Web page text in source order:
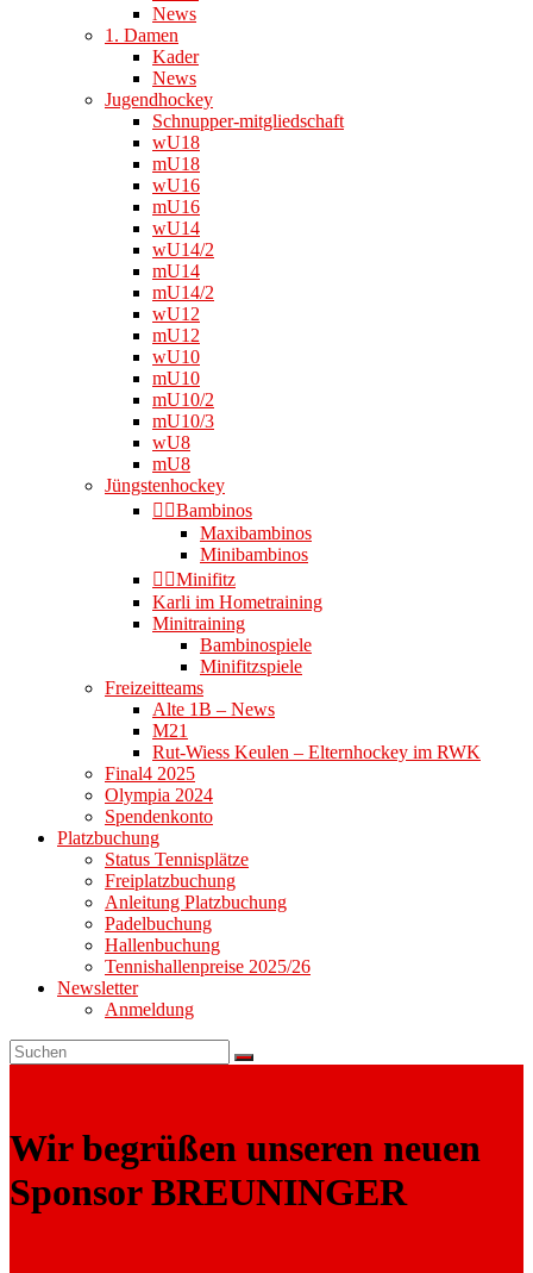
News
1. Damen
Kader
News
Jugendhockey
Schnupper-mitgliedschaft
wU18
mU18
wU16
mU16
wU14
wU14/2
mU14
mU14/2
wU12
mU12
wU10
mU10
mU10/2
mU10/3
wU8
mU8
Jüngstenhockey
👉🏻Bambinos
Maxibambinos
Minibambinos
👉🏻Minifitz
Karli im Hometraining
Minitraining
Bambinospiele
Minifitzspiele
Freizeitteams
Alte 1B – News
M21
Rut-Wiess Keulen – Elternhockey im RWK
Final4 2025
Olympia 2024
Spendenkonto
Platzbuchung
Status Tennisplätze
Freiplatzbuchung
Anleitung Platzbuchung
Padelbuchung
Hallenbuchung
Tennishallenpreise 2025/26
Newsletter
Anmeldung
Wir begrüßen unseren neuen
Sponsor BREUNINGER